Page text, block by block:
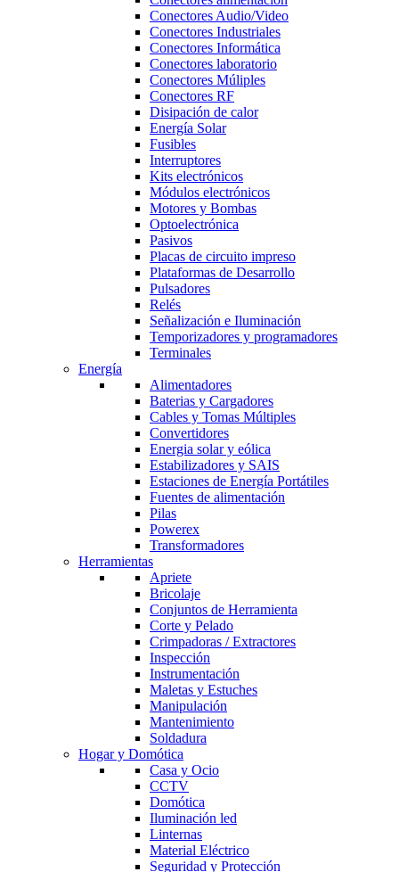
Conectores Audio/Video
Conectores Industriales
Conectores Informática
Conectores laboratorio
Conectores Múliples
Conectores RF
Disipación de calor
Energía Solar
Fusibles
Interruptores
Kits electrónicos
Módulos electrónicos
Motores y Bombas
Optoelectrónica
Pasivos
Placas de circuito impreso
Plataformas de Desarrollo
Pulsadores
Relés
Señalización e Iluminación
Temporizadores y programadores
Terminales
Energía
Alimentadores
Baterias y Cargadores
Cables y Tomas Múltiples
Convertidores
Energia solar y eólica
Estabilizadores y SAIS
Estaciones de Energía Portátiles
Fuentes de alimentación
Pilas
Powerex
Transformadores
Herramientas
Apriete
Bricolaje
Conjuntos de Herramienta
Corte y Pelado
Crimpadoras / Extractores
Inspección
Instrumentación
Maletas y Estuches
Manipulación
Mantenimiento
Soldadura
Hogar y Domótica
Casa y Ocio
CCTV
Domótica
Iluminación led
Linternas
Material Eléctrico
Seguridad y Protección